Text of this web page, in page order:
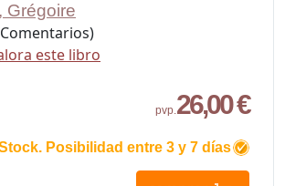
Grégoire
este libro
pvp.26,00 €
Posibilidad entre 3 y 7 días